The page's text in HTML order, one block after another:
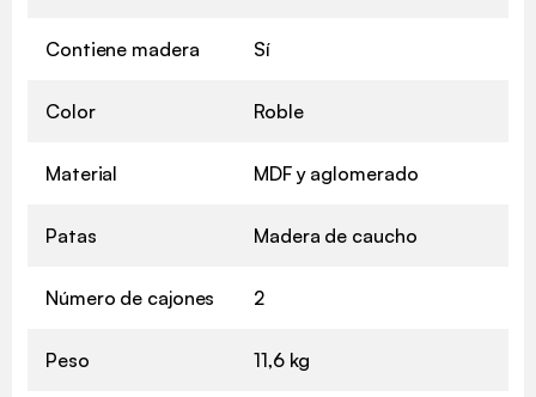
Contiene madera Sí
Color Roble
Material MDF y aglomerado
Patas Madera de caucho
Número de cajones 2
Peso 11,6 kg